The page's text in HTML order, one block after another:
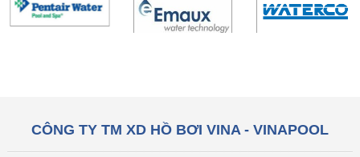
CÔNG TY TM XD HỒ BƠI VINA - VINAPOOL